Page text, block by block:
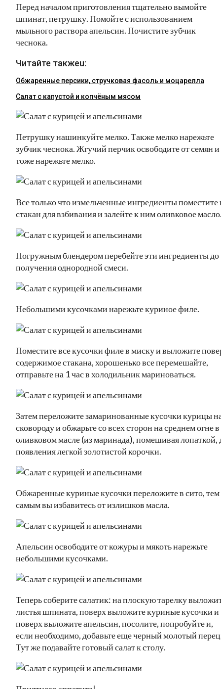
Перед началом приготовления тщательно вымойте
шпинат, петрушку. Помойте с использованием
мыльного раствора апельсин. Почистите зубчик
чеснока.
Читайте такжеu:
Обжаренные персики, стручковая фасоль и моцарелла
Салат с капустой и копчёным мясом
Петрушку нашинкуйте мелко. Также мелко нарежьте
зубчик чеснока. Жгучий перчик освободите от семян и
тоже нарежьте мелко.
Все только что измельченные ингредиенты поместите
стакан для взбивания и залейте к ним оливковое
Погружным блендером перебейте эти ингредиенты до
получения однородной смеси.
Небольшими кусочками нарежьте куриное филе.
Поместите все кусочки филе в миску и выложите
содержимое стакана, хорошенько все перемешайте,
отправьте на 1 час в холодильник мариноваться.
Затем переложите замаринованные кусочки курицы
сковороду и обжарьте со всех сторон на среднем огне в
оливковом масле (из маринада), помешивая лопаткой,
появления легкой золотистой корочки.
Обжаренные куриные кусочки переложите в сито, тем
самым вы избавитесь от излишков масла.
Апельсин освободите от кожуры и мякоть нарежьте
небольшими кусочками.
Теперь соберите салатик: на плоскую тарелку
листья шпината, поверх выложите куриные кусочки и
поверх выложите апельсин, посолите, попробуйте и,
если необходимо, добавьте еще черный молотый
Тут же подавайте готовый салат к столу.